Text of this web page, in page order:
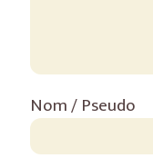
Nom / Pseudo